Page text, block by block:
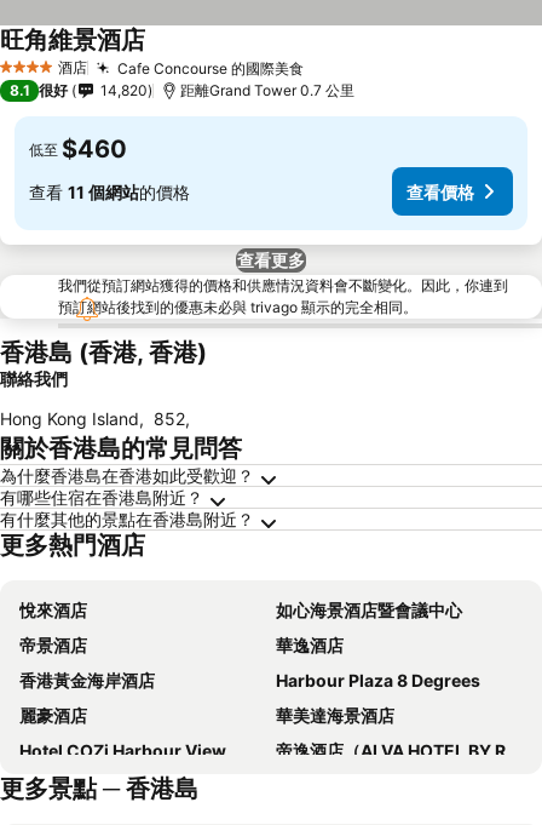
4 星級 酒店 Cafe Concourse 的國際美食
旺角維景酒店
8.1 很好 14,820 距離Grand Tower 0.7 公里
低至 $460
查看 11 個網站的價格 查看價格
查看更多
我們從預訂網站獲得的價格和供應情況資料會不斷變化。因此，你連到
預訂網站後找到的優惠未必與 trivago 顯示的完全相同。
香港島 (香港, 香港)
聯絡我們
Hong Kong Island, 852,
關於香港島的常見問答
為什麼香港島在香港如此受歡迎？
有哪些住宿在香港島附近？
有什麼其他的景點在香港島附近？
更多熱門酒店
悅來酒店
如心海景酒店暨會議中心
帝景酒店
華逸酒店
香港黃金海岸酒店
Harbour Plaza 8 Degrees
麗豪酒店
華美達海景酒店
Hotel COZi Harbour View
帝逸酒店（ALVA HOTEL BY ROYAL）
香港富麗敦海洋公園酒店
更多景點 ─ 香港島